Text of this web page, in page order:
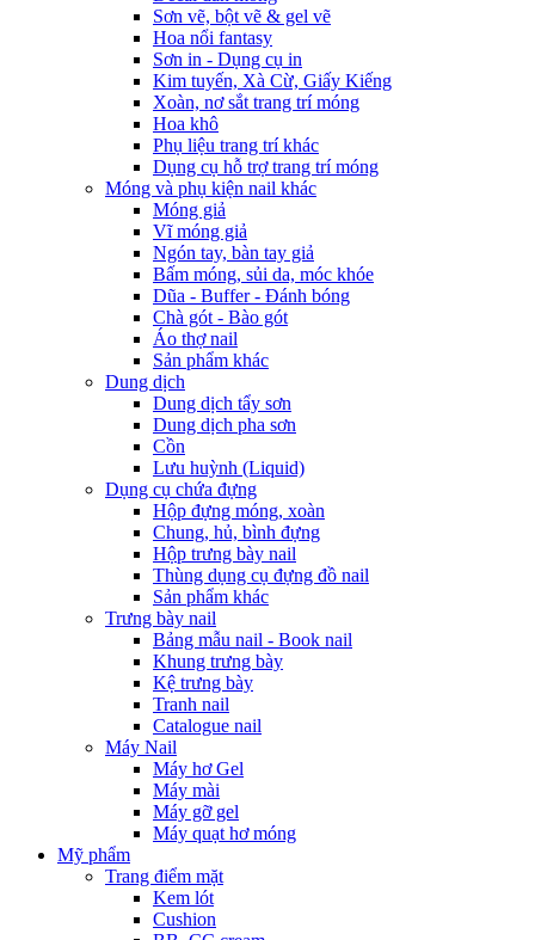
Sơn vẽ, bột vẽ & gel vẽ
Hoa nổi fantasy
Sơn in - Dụng cụ in
Kim tuyến, Xà Cừ, Giấy Kiếng
Xoàn, nơ sắt trang trí móng
Hoa khô
Phụ liệu trang trí khác
Dụng cụ hỗ trợ trang trí móng
Móng và phụ kiện nail khác
Móng giả
Vĩ móng giả
Ngón tay, bàn tay giả
Bấm móng, sủi da, móc khóe
Dũa - Buffer - Đánh bóng
Chà gót - Bào gót
Áo thợ nail
Sản phẩm khác
Dung dịch
Dung dịch tẩy sơn
Dung dịch pha sơn
Cồn
Lưu huỳnh (Liquid)
Dụng cụ chứa đựng
Hộp đựng móng, xoàn
Chung, hủ, bình đựng
Hộp trưng bày nail
Thùng dụng cụ đựng đồ nail
Sản phẩm khác
Trưng bày nail
Bảng mẫu nail - Book nail
Khung trưng bày
Kệ trưng bày
Tranh nail
Catalogue nail
Máy Nail
Máy hơ Gel
Máy mài
Máy gỡ gel
Máy quạt hơ móng
Mỹ phẩm
Trang điểm mặt
Kem lót
Cushion